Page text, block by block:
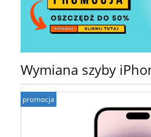
Wymiana szyby
promocja